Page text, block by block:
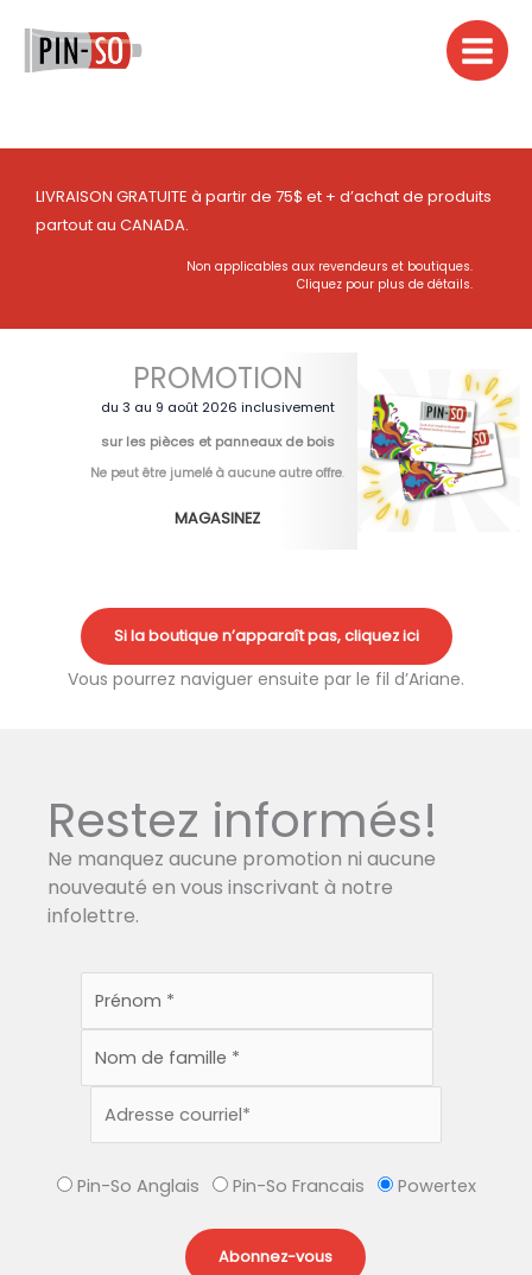
contenu
LIVRAISON GRATUITE à partir de 75$ et + d’achat de produits
partout au CANADA.
Non applicables aux revendeurs et boutiques.
Cliquez pour plus de détails.
PROMOTION
du 3 au 9 août 2026 inclusivement
sur les pièces et panneaux de bois
Ne peut être jumelé à aucune autre offre.
MAGASINEZ
Si la boutique n’apparaît pas, cliquez ici
Vous pourrez naviguer ensuite par le fil d’Ariane.
Restez informés!
Ne manquez aucune promotion ni aucune
nouveauté en vous inscrivant à notre
infolettre.
Pin-So Anglais Pin-So Francais Powertex